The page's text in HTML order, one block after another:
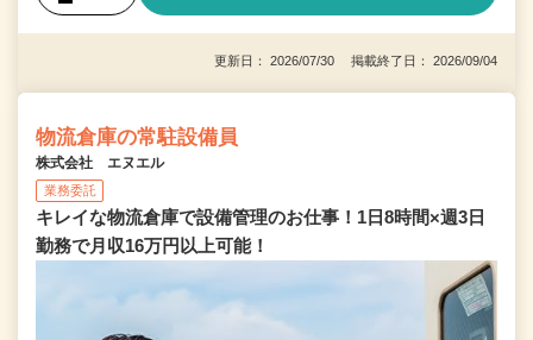
更新日： 2026/07/30 掲載終了日： 2026/09/04
物流倉庫の常駐設備員
株式会社 エヌエル
業務委託
キレイな物流倉庫で設備管理のお仕事！1日8時間×週3日
勤務で月収16万円以上可能！